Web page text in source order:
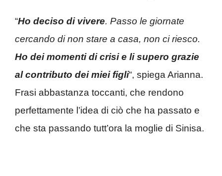
“Ho deciso di vivere. Passo le giornate
cercando di non stare a casa, non ci riesco.
Ho dei momenti di crisi e li supero grazie
al contributo dei miei figli“, spiega Arianna.
Frasi abbastanza toccanti, che rendono
perfettamente l’idea di ciò che ha passato e
che sta passando tutt’ora la moglie di Sinisa.